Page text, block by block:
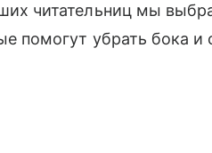
читательниц мы
помогут убрать бока